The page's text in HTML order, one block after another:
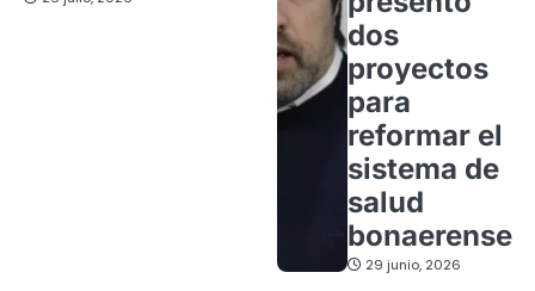
dos
proyectos
para
reformar el
sistema de
salud
bonaerense
29 junio, 2026